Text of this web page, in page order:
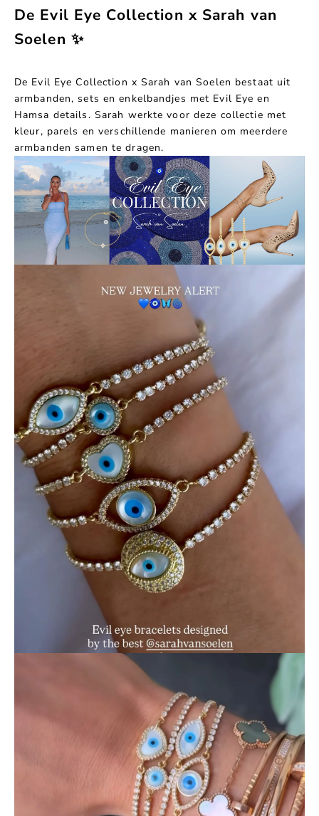
De Evil Eye Collection x Sarah van
Soelen ✨
De Evil Eye Collection x Sarah van Soelen bestaat uit
armbanden, sets en enkelbandjes met Evil Eye en
Hamsa details. Sarah werkte voor deze collectie met
kleur, parels en verschillende manieren om meerdere
armbanden samen te dragen.